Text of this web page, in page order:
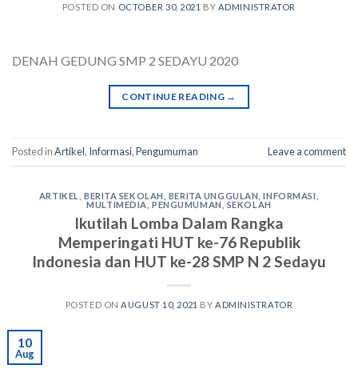
POSTED ON OCTOBER 30, 2021 BY ADMINISTRATOR
DENAH GEDUNG SMP 2 SEDAYU 2020
CONTINUE READING →
Posted inArtikel, Informasi,Pengumuman Leave a comment
ARTIKEL BERITA SEKOLAH BERITA UNGGULAN ,INFORMASI
MULTIMEDIA ,PENGUMUMAN SEKOLAH
Ikutilah Lomba Dalam Rangka
Memperingati HUT ke-76 Republik
Indonesia dan HUT ke-28 SMP N 2 Sedayu
POSTED ON AUGUST 10, 2021 BY ADMINISTRATOR
10
Aug